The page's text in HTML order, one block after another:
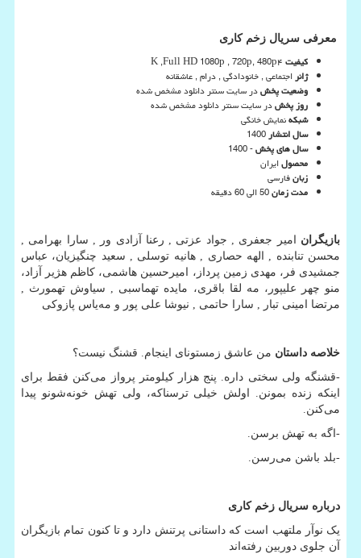
معرفی سریال زخم کاری
کیفیت۴K ,Full HD 1080p , 720p, 480p
ژانراجتماعی , خانودادگی , درام , عاشقانه
وضعیت پخشدر سایت سنتر دانلود مشخص شده
روز پخشدر سایت سنتر دانلود مشخص شده
شبکهنمایش خانگی
سال انتشار1400
سال های پخش- 1400
محصولایران
زبانفارسی
مدت زمان50 الی 60 دقیقه
بازیگران
امیر جعفری , جواد عزتی , رعنا آزادی ور , سارا بهرامی ,
محسن تنابنده , الهه حصاری , هانیه توسلی , سعید چنگیزیان، عباس
جمشیدی ‌فر، مهدی زمین‌ پرداز، امیرحسین هاشمی، کاظم هژیر آزاد،
منو چهر علیپور، مه ‌لقا باقری، مایده تهماسبی , سیاوش تهمورث ,
مرتضا امینی ‌تبار , سارا حاتمی , نیوشا علی ‌پور و مه‌یاس پازوکی
خلاصه داستان من عاشق زمستونای اینجام. قشنگ نیست؟
-قشنگه ولی سختی داره. پنج هزار کیلومتر پرواز می‌کنن فقط برای
اینکه زنده بمونن. اولش خیلی ترسناکه، ولی تهش خونه‌شونو پیدا
می‌کنن.
- اگه به تهش برسن.
-بلد باشن می‌رسن.
درباره سریال زخم کاری
یک نوآر ملتهب است که داستانی پرتنش دارد و تا کنون تمام بازیگران
آن جلوی دوربین رفته‌اند